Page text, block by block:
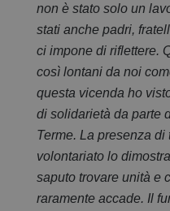
non è stato solo un
stati anche padri,
ci impone di riflettere.
così lontani da noi
questa vicenda ho
di solidarietà da parte
Terme. La presenza
volontariato lo
saputo trovare unità e
raramente accade. Il